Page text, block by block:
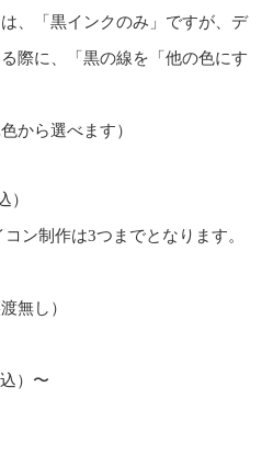
、「黒インクのみ」ですが、デ
際に、「黒の線を「他の色にす
から選べます）
）
ン制作は3つまでとなります。
無し）
）〜